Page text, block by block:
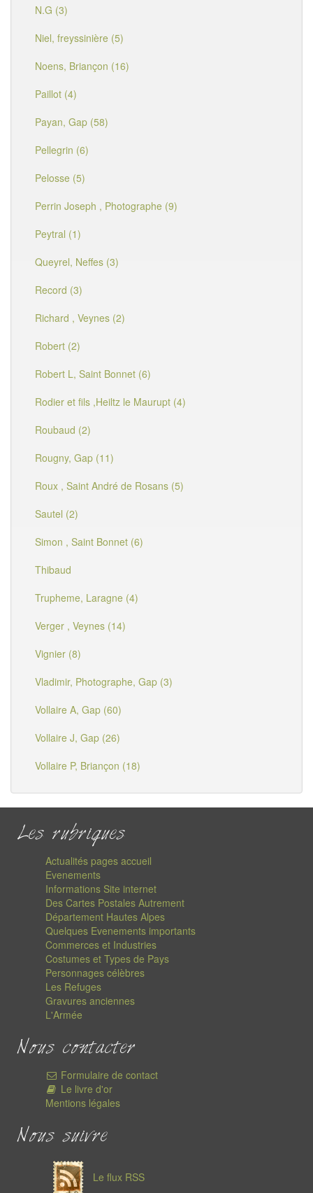
N.G (3)
Niel, freyssinière (5)
Noens, Briançon (16)
Paillot (4)
Payan, Gap (58)
Pellegrin (6)
Pelosse (5)
Perrin Joseph , Photographe (9)
Peytral (1)
Queyrel, Neffes (3)
Record (3)
Richard , Veynes (2)
Robert (2)
Robert L, Saint Bonnet (6)
Rodier et fils ,Heiltz le Maurupt (4)
Roubaud (2)
Rougny, Gap (11)
Roux , Saint André de Rosans (5)
Sautel (2)
Simon , Saint Bonnet (6)
Thibaud
Trupheme, Laragne (4)
Verger , Veynes (14)
Vignier (8)
Vladimir, Photographe, Gap (3)
Vollaire A, Gap (60)
Vollaire J, Gap (26)
Vollaire P, Briançon (18)
Les rubriques
Actualités pages accueil
Evenements
Informations Site internet
Des Cartes Postales Autrement
Département Hautes Alpes
Quelques Evenements importants
Commerces et Industries
Costumes et Types de Pays
Personnages célèbres
Les Refuges
Gravures anciennes
L'Armée
Nous contacter
Formulaire de contact
Le livre d'or
Mentions légales
Nous suivre
Le flux RSS